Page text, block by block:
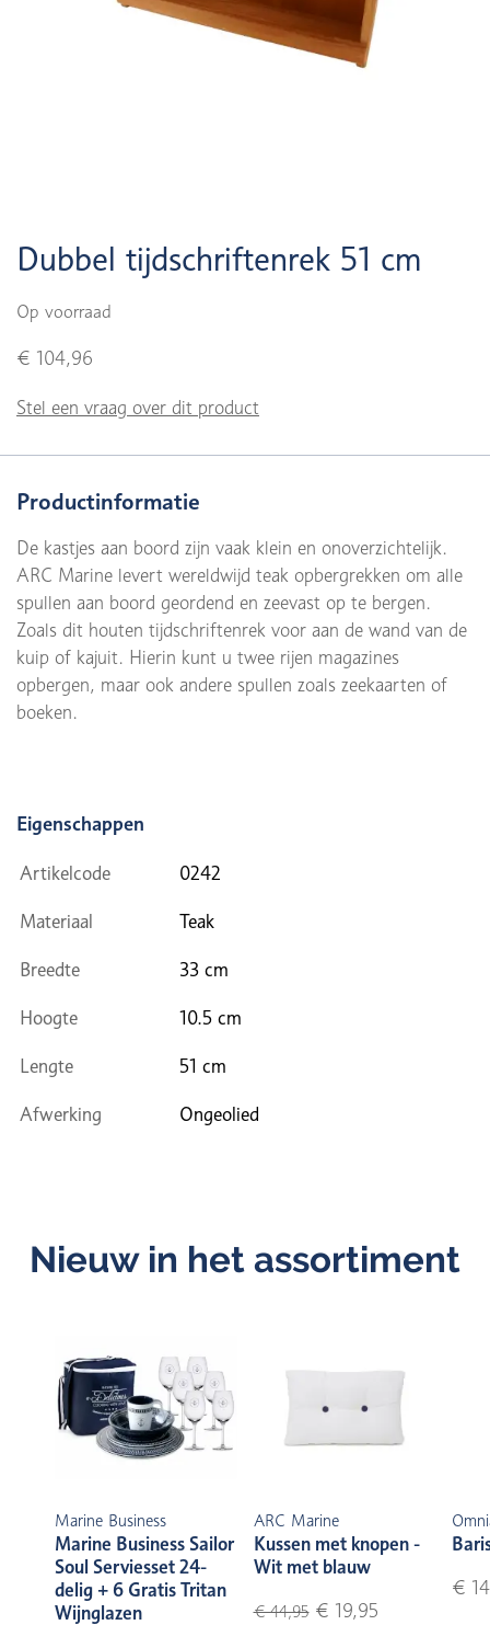
Dubbel tijdschriftenrek 51 cm
Op voorraad
€ 104,96
Stel een vraag over dit product
Productinformatie
De kastjes aan boord zijn vaak klein en onoverzichtelijk.
ARC Marine levert wereldwijd teak opbergrekken om alle
spullen aan boord geordend en zeevast op te bergen.
Zoals dit houten tijdschriftenrek voor aan de wand van de
kuip of kajuit. Hierin kunt u twee rijen magazines
opbergen, maar ook andere spullen zoals zeekaarten of
boeken.
Eigenschappen
Artikelcode 0242
Materiaal Teak
Breedte 33 cm
Hoogte 10.5 cm
Lengte 51 cm
Afwerking Ongeolied
Nieuw in het assortiment
Marine Business
Marine Business Sailor
Soul Serviesset 24-
delig + 6 Gratis Tritan
Wijnglazen
ARC Marine
Kussen met knopen -
Wit met blauw
€ 44,95€ 19,95
€